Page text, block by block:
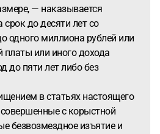
— наказывается
до десяти лет со
одного миллиона рублей или
платы или иного дохода
до пяти лет либо без
в статьях настоящего
с корыстной
безвозмездное изъятие и